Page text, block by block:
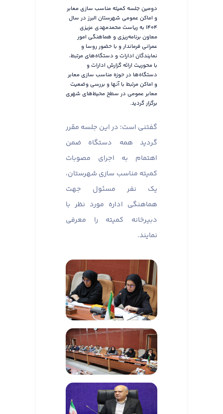
دومین جلسه کمیته مناسب سازی معابر
و اماکن عمومی شهرستان البرز در سال
۱۴۰۴ به ریاست محمدمهدی عزیزی
معاون برنامه‌ریزی و هماهنگی امور
عمرانی فرماندار و با حضور روسا و
نمایندگان ادارات و دستگاه‌های مرتبط،
با محوریت ارائه گزارش ادارات و
دستگاه‌ها در حوزه مناسب سازی معابر
و اماکن مرتبط با آنها و بررسی وضعیت
معابر عمومی در سطح محیط‌های شهری
برگزار گردید.
گفتنی است؛ در این جلسه مقرر
گردید همه دستگاه ضمن
اهتمام به اجرای مصوبات
کمیته مناسب سازی شهرستان،
یک نفر مسئول جهت
هماهنگی اداره مورد نظر با
دبیرخانه کمیته را معرفی
نمایند.